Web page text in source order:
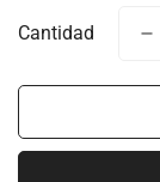
Cantidad